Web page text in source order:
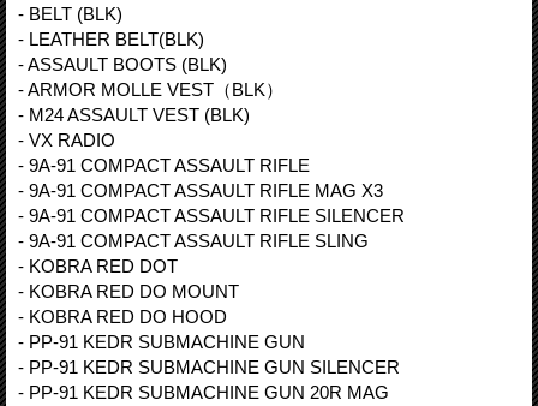
- BELT (BLK)
- LEATHER BELT(BLK)
- ASSAULT BOOTS (BLK)
- ARMOR MOLLE VEST（BLK）
- M24 ASSAULT VEST (BLK)
- VX RADIO
- 9A-91 COMPACT ASSAULT RIFLE
- 9A-91 COMPACT ASSAULT RIFLE MAG X3
- 9A-91 COMPACT ASSAULT RIFLE SILENCER
- 9A-91 COMPACT ASSAULT RIFLE SLING
- KOBRA RED DOT
- KOBRA RED DO MOUNT
- KOBRA RED DO HOOD
- PP-91 KEDR SUBMACHINE GUN
- PP-91 KEDR SUBMACHINE GUN SILENCER
- PP-91 KEDR SUBMACHINE GUN 20R MAG